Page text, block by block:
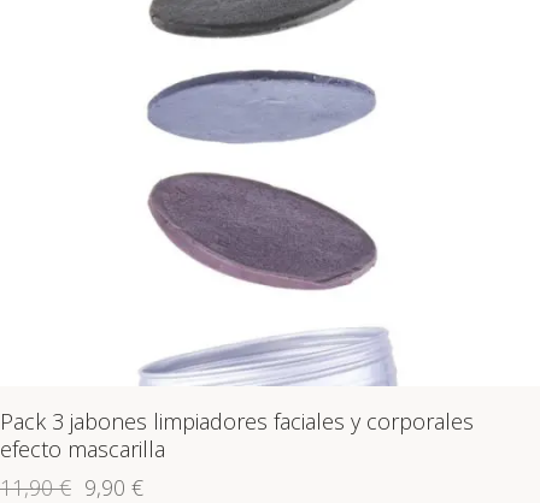
Pack 3 jabones limpiadores faciales y corporales
efecto mascarilla
11,90€ 9,90 €